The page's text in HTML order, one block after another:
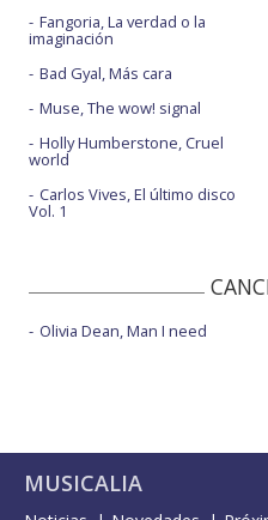
Fangoria, La verdad o la
imaginación
Bad Gyal, Más cara
Muse, The wow! signal
Holly Humberstone, Cruel
world
Carlos Vives, El último disco
Vol. 1
Olivia Dean, Man I need
MUSICALIA